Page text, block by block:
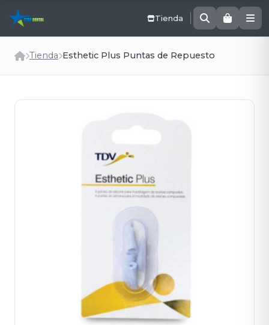
Tienda
Tienda Esthetic Plus Puntas de Repuesto